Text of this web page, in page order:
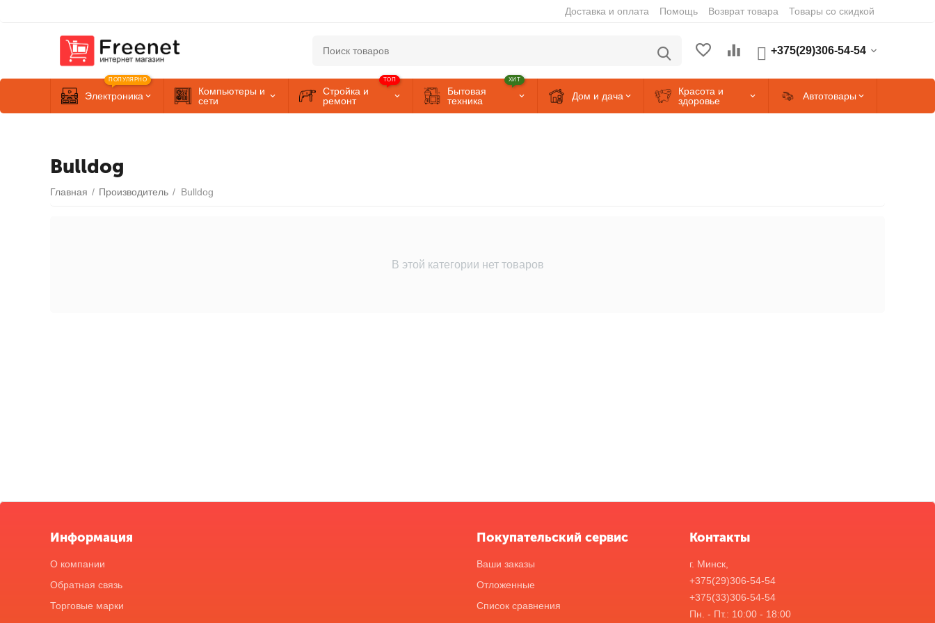
Доставка и оплата Помощь Возврат товара Товары со скидкой
+375(29)306-54-54
Электроника
ПОПУЛЯРНО
Компьютеры и
сети
Стройка и
ремонт
ТОП
Бытовая
техника
ХИТ
Дом и дача
Красота и
здоровье
Автотовары
Bulldog
Главная / Производитель / Bulldog
В этой категории нет товаров
Информация
О компании
Обратная связь
Торговые марки
Покупательский сервис
Ваши заказы
Отложенные
Список сравнения
Контакты
г. Минск,
+375(29)306-54-54
+375(33)306-54-54
Пн. - Пт.: 10:00 - 18:00